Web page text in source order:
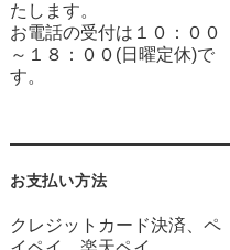
たします。
お電話の受付は１０：００
～１８：００(日曜定休)で
す。
お支払い方法
クレジットカード決済、ペ